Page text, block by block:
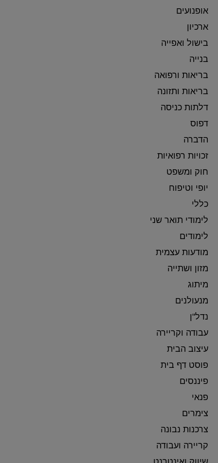
אופנועים
ארכיון
בישול ואפייה
בנייה
בריאות ורפואה
בריאות ותזונה
דלתות כניסה
דפוס
הדברה
זכויות רפואיות
חוק ומשפט
יופי וטיפוח
כללי
לימודי תואר שני
לימודים
מודעות עצמית
מזון ושתייה
מיתוג
מנעולנים
נדל"ן
עבודה וקריירה
עיצוב הבית
פוסט דף בית
פיננסים
פנאי
צימרים
צרכנות נבונה
קריירה ועבודה